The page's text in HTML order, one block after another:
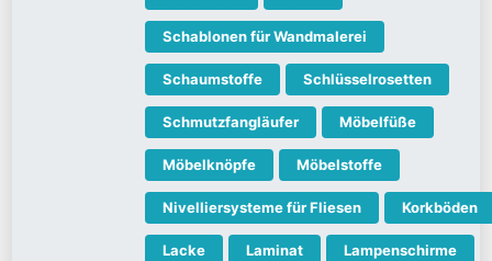
Schablonen für Wandmalerei
Schaumstoffe Schlüsselrosetten
Schmutzfangläufer Möbelfüße
Möbelknöpfe Möbelstoffe
Nivelliersysteme für Fliesen Korkböden
Lacke Laminat Lampenschirme